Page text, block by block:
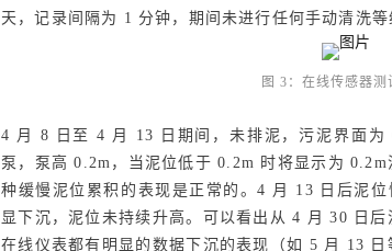
天，记录间隔为 1 分钟，期间未进行任何手动清洗等
图 3：在线传感器测
4 月 8 日至 4 月 13 日期间，未排泥，污泥界面为
泵，泵高 0.2m，当泥位低于 0.2m 时将显示为
种缓慢泥位累积的表现是正常的。4 月 13 日后泥
显下沉，泥位未持续升高。可以看出从 4 月 30 日后
在线仪表都有明显的数据下沉的表现（如 5 月 13